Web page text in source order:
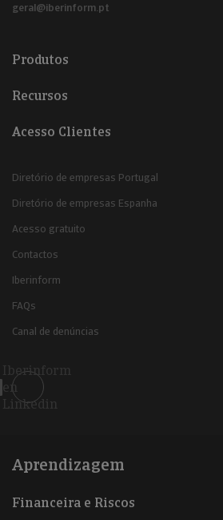
geral@iberinform.pt
Produtos
Recursos
Acesso Clientes
Diretório de empresas Portugal
Diretório de empresas Espanha
Acesso gratuito
Contactos
Iberinform
FAQs
Canal de denúncias
Iberinform
en
Linkedin
Aprendizagem
Financeira e Riscos